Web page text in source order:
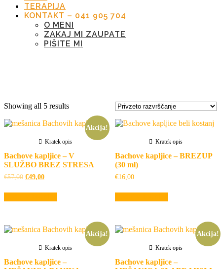
TERAPIJA
KONTAKT – 041 905 704
O MENI
ZAKAJ MI ZAUPATE
PIŠITE MI
Showing all 5 results
Akcija!
Kratek opis
Bachove kapljice – V
SLUŽBO BREZ STRESA
€57,00 Izvirna
je
bila:
€49,00Trenutna
je:
€49,00.
Kratek opis
Bachove kapljice – BREZUP
(30 ml)
€16,00
Akcija!
Kratek opis
Bachove kapljice –
Akcija!
Kratek opis
Bachove kapljice –